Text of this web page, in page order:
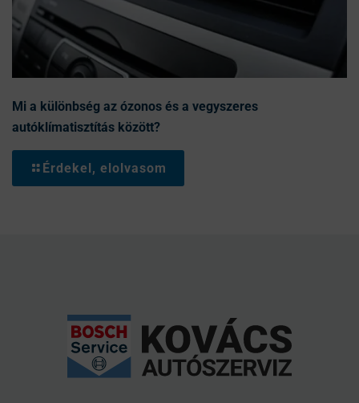
Mi a különbség az ózonos és a vegyszeres
autóklímatisztítás között?
Érdekel, elolvasom